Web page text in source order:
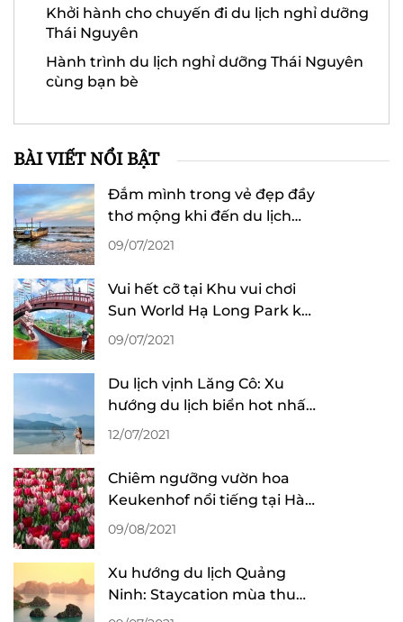
Khởi hành cho chuyến đi du lịch nghỉ dưỡng
Thái Nguyên
Hành trình du lịch nghỉ dưỡng Thái Nguyên
cùng bạn bè
BÀI VIẾT NỔI BẬT
Đắm mình trong vẻ đẹp đầy
thơ mộng khi đến du lịch
biển Trà Cổ
09/07/2021
Vui hết cỡ tại Khu vui chơi
Sun World Hạ Long Park khi
du lịch Quảng Ninh
09/07/2021
Du lịch vịnh Lăng Cô: Xu
hướng du lịch biển hot nhất
tại Huế
12/07/2021
Chiêm ngưỡng vườn hoa
Keukenhof nổi tiếng tại Hà
Lan
09/08/2021
Xu hướng du lịch Quảng
Ninh: Staycation mùa thu
đông lên ngôi